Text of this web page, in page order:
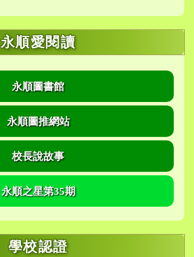
永順愛閱讀
永順圖書館
永順圖推網站
校長說故事
永順之星第35期
學校認證